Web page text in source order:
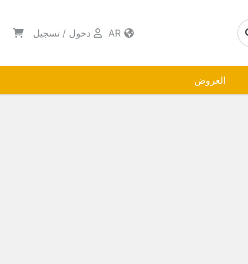
دخول / تسجيل
العروض